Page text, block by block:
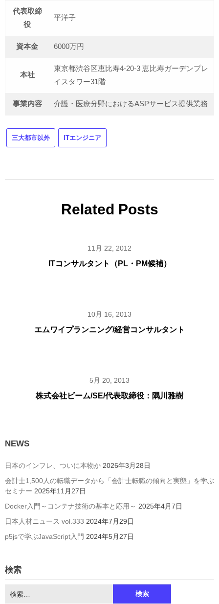
代表取締
役
平洋子
資本金 6000万円
本社
東京都渋谷区恵比寿4-20-3 恵比寿ガーデンプレ
イスタワー31階
事業内容 介護・医療分野におけるASPサービス提供業務
三大都市以外 ITエンジニア
Related Posts
11月 22, 2012
ITコンサルタント（PL・PM候補）
10月 16, 2013
エムワイプランニング/経営コンサルタント
5月 20, 2013
株式会社ビーム/SE/代表取締役：隅川雅樹
NEWS
日本のインフレ、ついに本物か 2026年3月28日
会計士1,500人の転職データから「会計士転職の傾向と実態」を学ぶ
セミナー 2025年11月27日
Docker入門～コンテナ技術の基本と応用～ 2025年4月7日
日本人材ニュース vol.333 2024年7月29日
p5jsで学ぶJavaScript入門 2024年5月27日
検索
索: